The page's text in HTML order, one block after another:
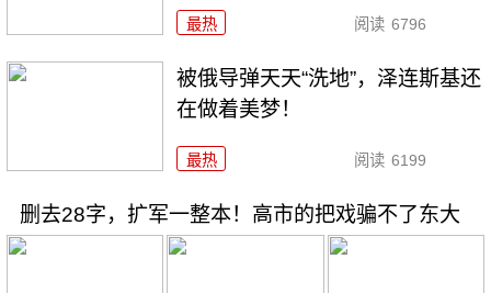
最热 阅读 6796
被俄导弹天天“洗地”，泽连斯基还
在做着美梦！
最热 阅读 6199
删去28字，扩军一整本！高市的把戏骗不了东大